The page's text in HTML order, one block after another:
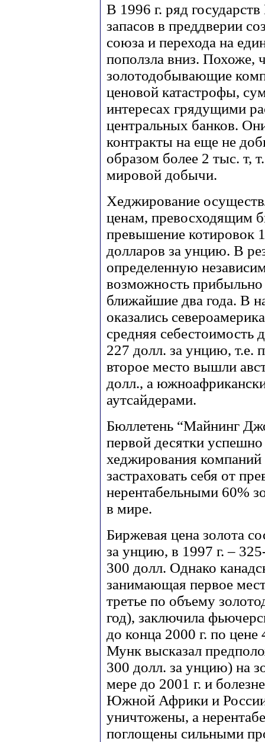
В 1996 г. ряд
запасов в преддверии
союза и перехода на
поползла вниз. Похоже,
золотодобывающие
ценовой катастрофы,
интересах грядущими
центральных банков.
контракты на еще не
образом более 2 тыс. т,
мировой добычи.
Хеджирование
ценам, превосходящим
превышение котировок
долларов за унцию. В
определенную
возможность прибыльно
ближайшие два года. В
оказались
средняя себестоимость
227 долл. за унцию, т.е.
второе место вышли
долл., а
аутсайдерами.
Бюллетень “Майнинг
первой десятки
хеджирования
застраховать себя от
нерентабельными 60%
в мире.
Биржевая цена золота
за унцию, в 1997 г. –
300 долл. Однако
занимающая первое
третье по объему
год), заключила
до конца 2000 г. по
Мунк высказал
300 долл. за унцию) на
мере до 2001 г. и
Южной Африки и
уничтожены, а
поглощены сильными